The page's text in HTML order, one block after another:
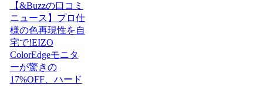
【&Buzzの口コミ
ニュース】プロ仕
様の色再現性を自
宅で!EIZO
ColorEdgeモニタ
ーが驚きの
17%OFF、ハード